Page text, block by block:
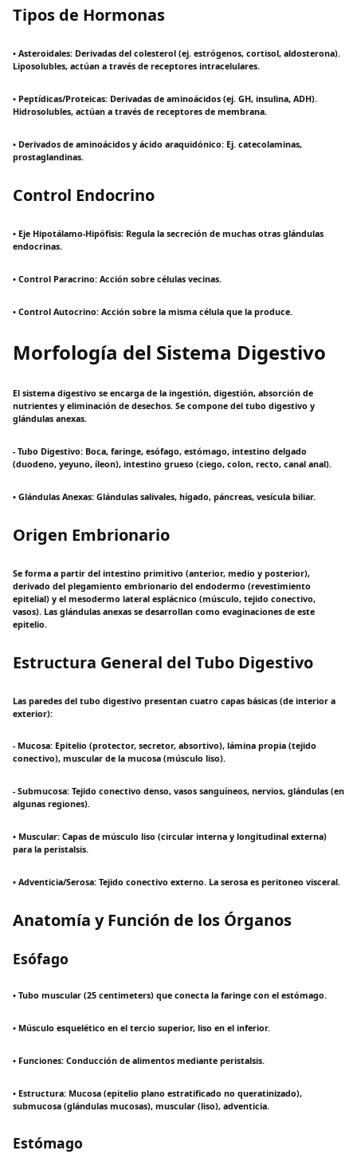
Tipos de Hormonas
• Asteroidales: Derivadas del colesterol (ej. estrógenos, cortisol, aldosterona).
Liposolubles, actúan a través de receptores intracelulares.
• Peptídicas/Proteicas: Derivadas de aminoácidos (ej. GH, insulina, ADH).
Hidrosolubles, actúan a través de receptores de membrana.
• Derivados de aminoácidos y ácido araquidónico: Ej. catecolaminas,
prostaglandinas.
Control Endocrino
• Eje Hipotálamo-Hipófisis: Regula la secreción de muchas otras glándulas
endocrinas.
• Control Paracrino: Acción sobre células vecinas.
• Control Autocrino: Acción sobre la misma célula que la produce.
Morfología del Sistema Digestivo
El sistema digestivo se encarga de la ingestión, digestión, absorción de
nutrientes y eliminación de desechos. Se compone del tubo digestivo y
glándulas anexas.
- Tubo Digestivo: Boca, faringe, esófago, estómago, intestino delgado
(duodeno, yeyuno, íleon), intestino grueso (ciego, colon, recto, canal anal).
• Glándulas Anexas: Glándulas salivales, hígado, páncreas, vesícula biliar.
Origen Embrionario
Se forma a partir del intestino primitivo (anterior, medio y posterior),
derivado del plegamiento embrionario del endodermo (revestimiento
epitelial) y el mesodermo lateral esplácnico (músculo, tejido conectivo,
vasos). Las glándulas anexas se desarrollan como evaginaciones de este
epitelio.
Estructura General del Tubo Digestivo
Las paredes del tubo digestivo presentan cuatro capas básicas (de interior a
exterior):
- Mucosa: Epitelio (protector, secretor, absortivo), lámina propia (tejido
conectivo), muscular de la mucosa (músculo liso).
- Submucosa: Tejido conectivo denso, vasos sanguíneos, nervios, glándulas (en
algunas regiones).
• Muscular: Capas de músculo liso (circular interna y longitudinal externa)
para la peristalsis.
• Adventicia/Serosa: Tejido conectivo externo. La serosa es peritoneo visceral.
Anatomía y Función de los Órganos
Esófago
• Tubo muscular (25 centimeters) que conecta la faringe con el estómago.
• Músculo esquelético en el tercio superior, liso en el inferior.
• Funciones: Conducción de alimentos mediante peristalsis.
• Estructura: Mucosa (epitelio plano estratificado no queratinizado),
submucosa (glándulas mucosas), muscular (liso), adventicia.
Estómago